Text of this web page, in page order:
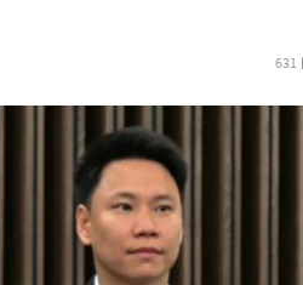
631